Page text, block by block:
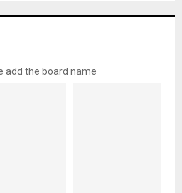
add the board name